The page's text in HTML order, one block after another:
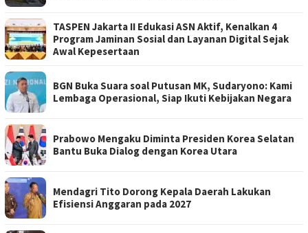
TASPEN Jakarta II Edukasi ASN Aktif, Kenalkan 4
Program Jaminan Sosial dan Layanan Digital Sejak
Awal Kepesertaan
BGN Buka Suara soal Putusan MK, Sudaryono: Kami
Lembaga Operasional, Siap Ikuti Kebijakan Negara
Prabowo Mengaku Diminta Presiden Korea Selatan
Bantu Buka Dialog dengan Korea Utara
Mendagri Tito Dorong Kepala Daerah Lakukan
Efisiensi Anggaran pada 2027